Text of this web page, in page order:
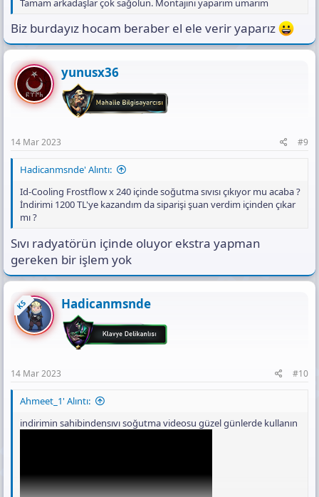
Tamam arkadaşlar çok sağolun. Montajını yaparım umarım
Biz burdayız hocam beraber el ele verir yaparız
yunusx36
14 Mar 2023 #9
Hadicanmsnde' Alıntı:
Id-Cooling Frostflow x 240 içinde soğutma sıvısı çıkıyor mu acaba ?
İndirimi 1200 TL'ye kazandım da siparişi şuan verdim içinden çıkar
mı ?
Sıvı radyatörün içinde oluyor ekstra yapman
gereken bir işlem yok
KS Hadicanmsnde
14 Mar 2023 #10
Ahmeet_1' Alıntı:
indirimin sahibindensıvı soğutma videosu güzel günlerde kullanın